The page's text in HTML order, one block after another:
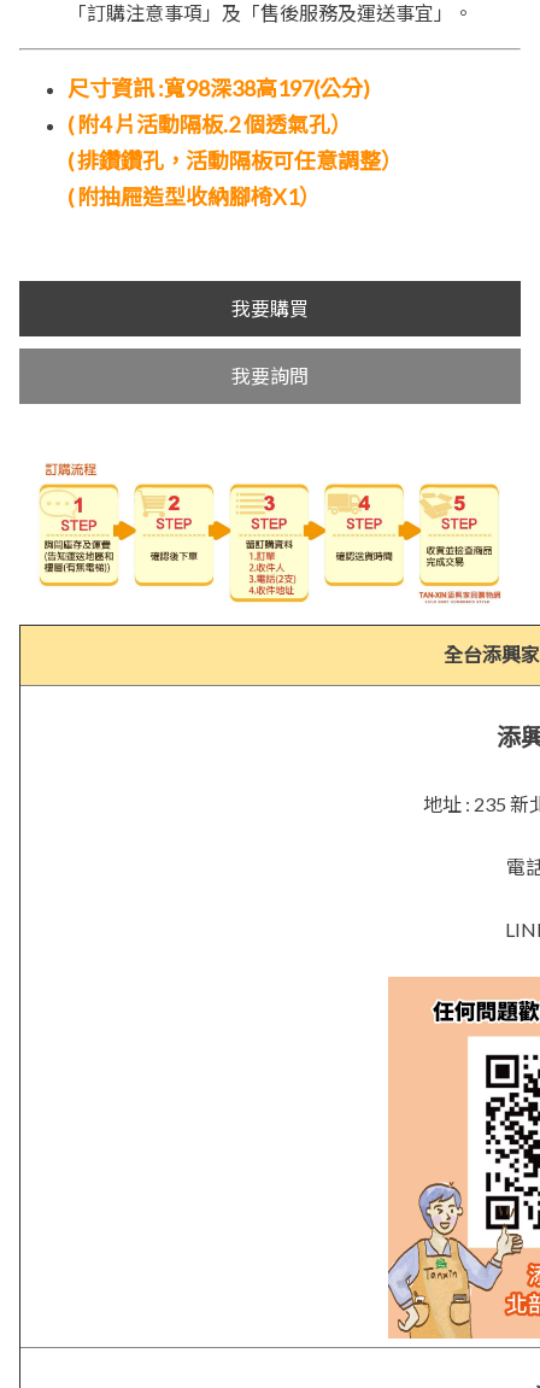
「訂購注意事項」及「售後服務及運送事宜」。
尺寸資訊 :寬98深38高197(公分)
( 附4 片活動隔板.2 個透氣孔）
( 排鑽鑽孔，活動隔板可任意調整）
( 附抽屜造型收納腳椅X1）
我要購買
我要詢問
全台添興
添
地址 : 235 新
電